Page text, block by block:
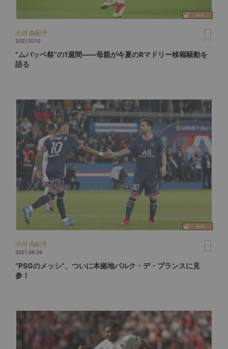
小川 由紀子
2021.10.10
“ムバッペ祭”の1週間――母親が今夏のRマドリー移籍騒動を
語る
小川 由紀子
2021.09.26
“PSGのメッシ”、ついに本拠地パルク・デ・プランスに見
参！